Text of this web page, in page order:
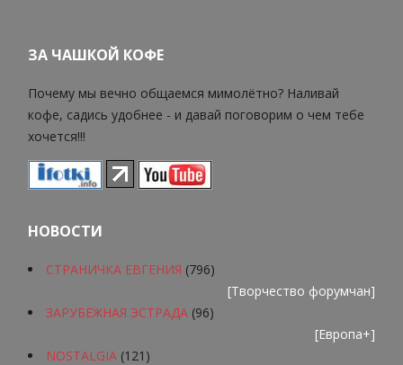
ЗА ЧАШКОЙ КОФЕ
Почему мы вечно общаемся мимолётно? Наливай
кофе, садись удобнее - и давай поговорим о чем тебе
хочется!!!
НОВОСТИ
СТРАНИЧКА ЕВГЕНИЯ (796)
[Творчество форумчан]
ЗАРУБЕЖНАЯ ЭСТРАДА (96)
[Европа+]
NOSTALGIA (121)